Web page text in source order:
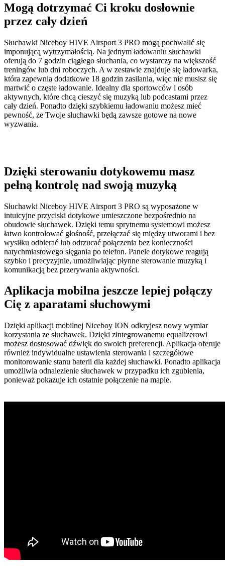
Mogą dotrzymać Ci kroku dosłownie
przez cały dzień
Słuchawki Niceboy HIVE Airsport 3 PRO mogą pochwalić się
imponującą wytrzymałością. Na jednym ładowaniu słuchawki
oferują do 7 godzin ciągłego słuchania, co wystarczy na większość
treningów lub dni roboczych. A w zestawie znajduje się ładowarka,
która zapewnia dodatkowe 18 godzin zasilania, więc nie musisz się
martwić o częste ładowanie. Idealny dla sportowców i osób
aktywnych, które chcą cieszyć się muzyką lub podcastami przez
cały dzień. Ponadto dzięki szybkiemu ładowaniu możesz mieć
pewność, że Twoje słuchawki będą zawsze gotowe na nowe
wyzwania.
Dzięki sterowaniu dotykowemu masz
pełną kontrolę nad swoją muzyką
Słuchawki Niceboy HIVE Airsport 3 PRO są wyposażone w
intuicyjne przyciski dotykowe umieszczone bezpośrednio na
obudowie słuchawek. Dzięki temu sprytnemu systemowi możesz
łatwo kontrolować głośność, przełączać się między utworami i bez
wysiłku odbierać lub odrzucać połączenia bez konieczności
natychmiastowego sięgania po telefon. Panele dotykowe reagują
szybko i precyzyjnie, umożliwiając płynne sterowanie muzyką i
komunikacją bez przerywania aktywności.
Aplikacja mobilna jeszcze lepiej połączy
Cię z aparatami słuchowymi
Dzięki aplikacji mobilnej Niceboy ION odkryjesz nowy wymiar
korzystania ze słuchawek. Dzięki zintegrowanemu equalizerowi
możesz dostosować dźwięk do swoich preferencji. Aplikacja oferuje
również indywidualne ustawienia sterowania i szczegółowe
monitorowanie stanu baterii dla każdej słuchawki. Ponadto aplikacja
umożliwia odnalezienie słuchawek w przypadku ich zgubienia,
ponieważ pokazuje ich ostatnie połączenie na mapie.